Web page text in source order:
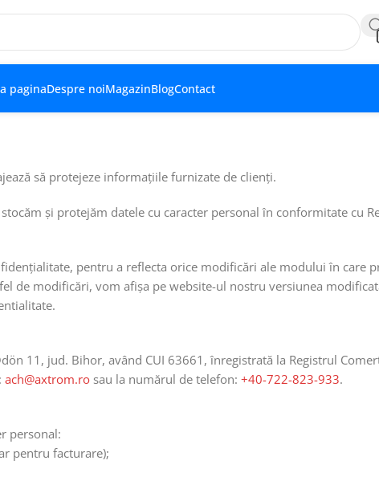
paginaDespre noiMagazinBlogContact
să protejeze informațiile furnizate de clienți.
și protejăm datele cu caracter personal în conformitate cu
pentru a reflecta orice modificări ale modului în care
de modificări, vom afișa pe website-ul nostru versiunea
11, jud. Bihor, având CUI 63661, înregistrată la Registrul
ach@axtrom.ro sau la numărul de telefon: +40-722-823-933.
personal:
pentru facturare);